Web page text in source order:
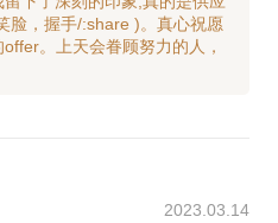
脸，握手/:share )。真心祝愿
。上天会眷顾努力的人，
2023.03.14